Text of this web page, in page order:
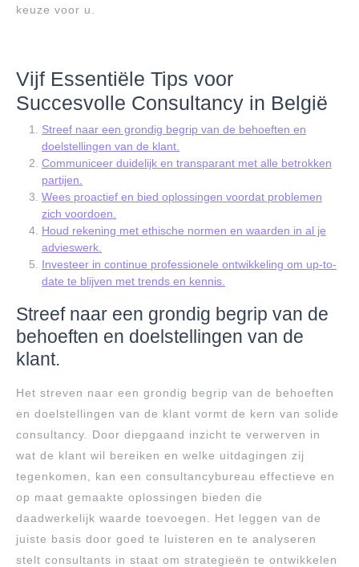
keuze voor u.
Vijf Essentiële Tips voor
Succesvolle Consultancy in België
Streef naar een grondig begrip van de behoeften en
doelstellingen van de klant.
Communiceer duidelijk en transparant met alle betrokken
partijen.
Wees proactief en bied oplossingen voordat problemen
zich voordoen.
Houd rekening met ethische normen en waarden in al je
advieswerk.
Investeer in continue professionele ontwikkeling om up-to-
date te blijven met trends en kennis.
Streef naar een grondig begrip van de
behoeften en doelstellingen van de
klant.
Het streven naar een grondig begrip van de behoeften
en doelstellingen van de klant vormt de kern van solide
consultancy. Door diepgaand inzicht te verwerven in
wat de klant wil bereiken en welke uitdagingen zij
tegenkomen, kan een consultancybureau effectieve en
op maat gemaakte oplossingen bieden die
daadwerkelijk waarde toevoegen. Het leggen van de
juiste basis door goed te luisteren en te analyseren
stelt consultants in staat om strategieën te ontwikkelen